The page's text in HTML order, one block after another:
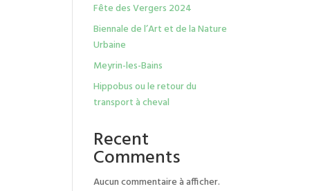
Fête des Vergers 2024
Biennale de l’Art et de la Nature
Urbaine
Meyrin-les-Bains
Hippobus ou le retour du
transport à cheval
Recent
Comments
Aucun commentaire à afficher.